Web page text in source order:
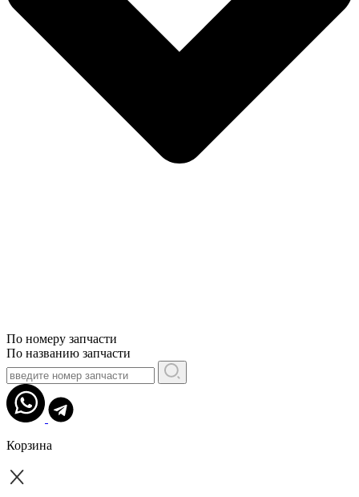
По номеру запчасти
По названию запчасти
Корзина